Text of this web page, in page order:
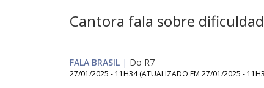
Cantora fala sobre
FALA BRASIL | Do R7
27/01/2025 - 11H34 (ATUALIZADO EM 27/01/2025 -